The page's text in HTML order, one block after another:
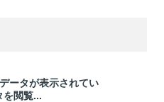
ータが表示されてい
を閲覧...